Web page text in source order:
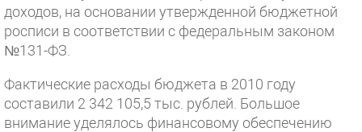
доходов, на основании утвержденной бюджетной
росписи в соответствии с федеральным законом
№131-ФЗ.
Фактические расходы бюджета в 2010 году
составили 2 342 105,5 тыс. рублей. Большое
внимание уделялось финансовому обеспечению